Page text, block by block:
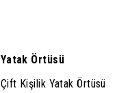
Yatak Örtüsü
Çift Kişilik Yatak Örtüsü